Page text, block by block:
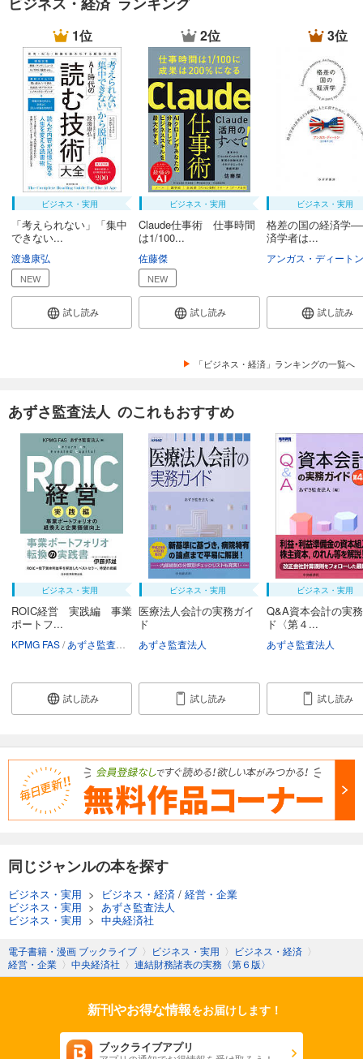
1位
ビジネス・実用
「考えられない」「集中
できない...
渡邊康弘
NEW
試し読み
2位
ビジネス・実用
Claude仕事術 仕事時間
は1/100...
佐藤傑
NEW
試し読み
3位
ビジネス・実用
格差の国の経済学
済学者は...
アンガス・ディートン
試し読み
「ビジネス・経済」ランキングの一覧へ
あずさ監査法人 のこれもおすすめ
ビジネス・実用
ROIC経営 実践編 事業
ポートフ...
KPMG FAS あずさ監査法人
試し読み
ビジネス・実用
医療法人会計の実務ガイ
ド
あずさ監査法人
試し読み
ビジネス・実用
Q&A資本会計の実
ド〈第４...
あずさ監査法人
試し読み
同じジャンルの本を探す
ビジネス・実用 > ビジネス・経済 / 経営・企業
ビジネス・実用 > あずさ監査法人
ビジネス・実用 > 中央経済社
電子書籍・漫画 ブックライブ 〉 ビジネス・実用 〉 ビジネス・経済 〉
経営・企業 〉 中央経済社 〉 連結財務諸表の実務〈第６版〉
新刊やお得な情報をお届けします！
ブックライブアプリ